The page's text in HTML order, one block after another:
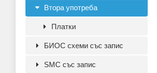
Втора употреба
Платки
БИОС схеми със запис
SMC със запис